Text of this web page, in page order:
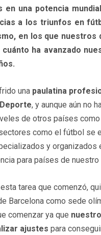
en una potencia
a los triunfos en
en los que nuestros
ha avanzado
una paulatina
, y aunque aún no
de otros países como
como el fútbol se
y organizados
para países de nuestro
tarea que comenzó,
Barcelona como sede
comenzar ya que
ajustes para